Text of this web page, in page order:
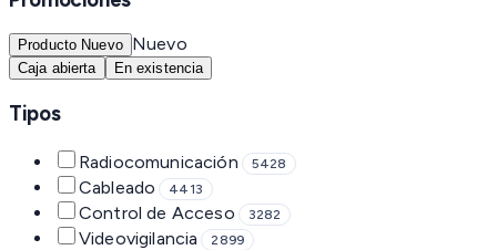
Producto Nuevo Nuevo
Caja abierta En existencia
Tipos
Radiocomunicación 5428
Cableado 4413
Control de Acceso 3282
Videovigilancia 2899